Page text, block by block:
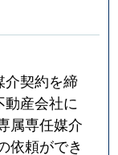
介契約を締
産会社に
属専任媒介
依頼ができ